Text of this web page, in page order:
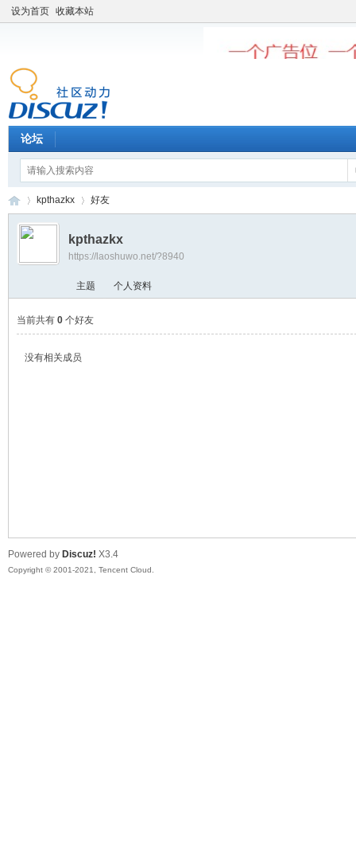
设为首页 收藏本站
论坛
›
kpthazkx 好友
kpthazkx
https://laoshuwo.net/?8940
主题 个人资料
当前共有 0个好友
没有相关成员
Powered by Discuz! X3.4
Copyright © 2001-2021, Tencent Cloud.